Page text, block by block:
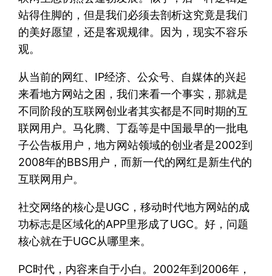
站得住脚的，但是我们必须去剖析这究竟是我们
的美好愿望，还是客观规律。因为，现实不容乐
观。
从当前的网红、IP经济、公众号、自媒体的兴起
来看地方网站之困，我们来看一个事实，那就是
不同阶段的互联网创业者其实都是不同时期的互
联网用户。马化腾、丁磊等是中国最早的一批电
子公告板用户，地方网站领域的创业者是2002到
2008年的BBS用户，而新一代的网红是新生代的
互联网用户。
社交网络的核心是UGC，移动时代地方网站的成
功标志是区域化的APP里形成了UGC。好，问题
核心就在于UGC从哪里来。
PC时代，内容来自于小白。2002年到2006年，